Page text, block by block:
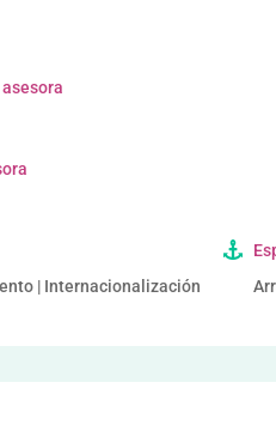
| Internacionalización